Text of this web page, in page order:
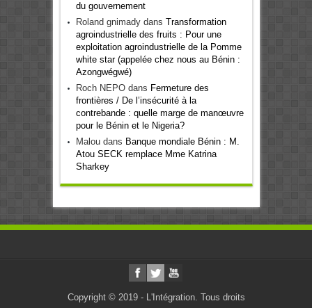
du gouvernement
Roland gnimadydans Transformation
agroindustrielle des fruits : Pour une
exploitation agroindustrielle de la Pomme
white star (appelée chez nous au Bénin :
Azongwégwé)
Roch NEPOdans Fermeture des
frontières / De l’insécurité à la
contrebande : quelle marge de manœuvre
pour le Bénin et le Nigeria?
Maloudans Banque mondiale Bénin : M.
Atou SECK remplace Mme Katrina
Sharkey
Copyright © 2019 - L'Intégration. Tous droits